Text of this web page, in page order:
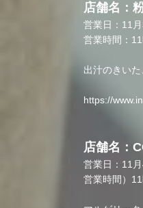
店舗名：
営業日：11
営業時間：
出汁のきい
https://
店舗名：
営業日：11月
営業時間）